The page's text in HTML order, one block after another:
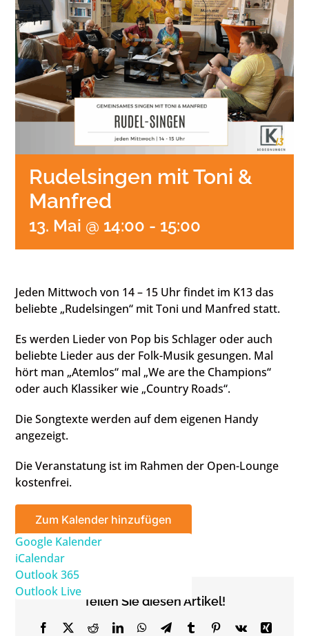
Rudelsingen mit Toni &
Manfred
13. Mai @ 14:00 - 15:00
Jeden Mittwoch von 14 – 15 Uhr findet im K13 das
beliebte „Rudelsingen“ mit Toni und Manfred statt.
Es werden Lieder von Pop bis Schlager oder auch
beliebte Lieder aus der Folk-Musik gesungen. Mal
hört man „Atemlos“ mal „We are the Champions“
oder auch Klassiker wie „Country Roads“.
Die Songtexte werden auf dem eigenen Handy
angezeigt.
Die Veranstatung ist im Rahmen der Open-Lounge
kostenfrei.
Zum Kalender hinzufügen
Google Kalender
iCalendar
Outlook 365
Outlook Live
Teilen Sie diesen Artikel!
Facebook
X RedditLinkedInWhatsApp
TelegramTumblrPinterest
Vk Xing